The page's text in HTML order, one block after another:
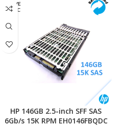
UITVE
RKOC
HP 146GB 2.5-inch SFF SAS
6Gb/s 15K RPM EH0146FBQDC